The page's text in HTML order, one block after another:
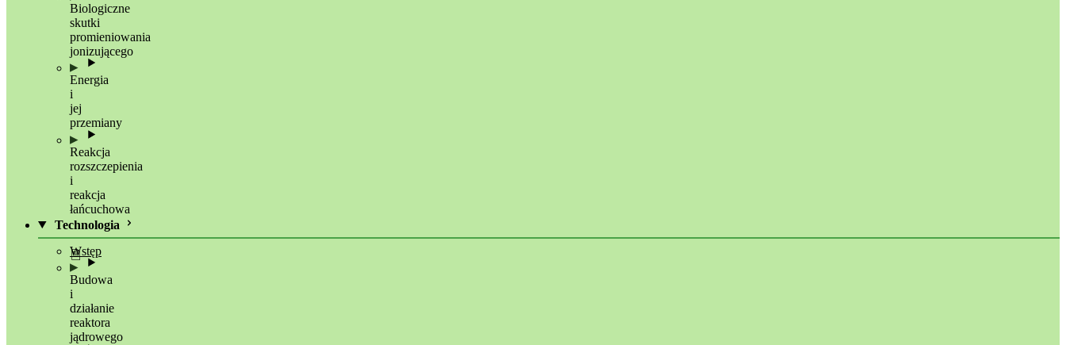
Biologiczne
skutki
promieniowania
jonizującego
Energia
i
jej
przemiany
Reakcja
rozszczepienia
i
reakcja
łańcuchowa
Technologia
Wstęp
Budowa
i
działanie
reaktora
jądrowego